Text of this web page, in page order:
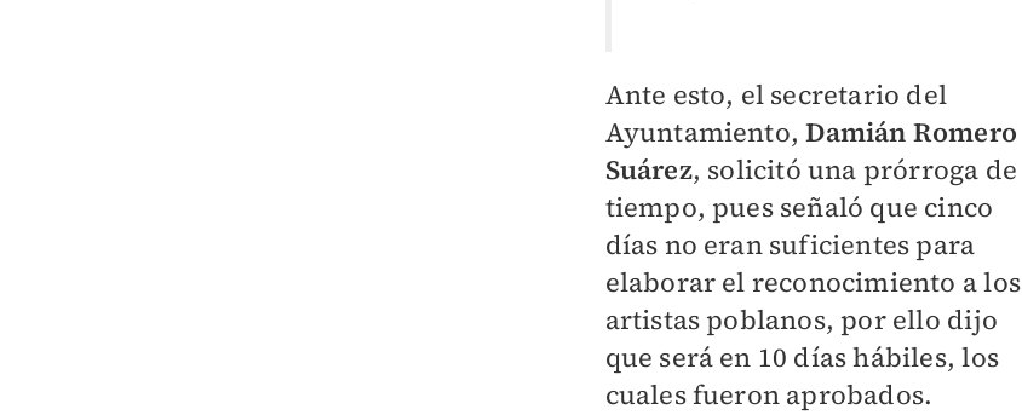
Ante esto, el secretario del
Ayuntamiento,Damián Romero
Suárez, solicitó una prórroga de
tiempo, pues señaló que cinco
días no eran suficientes para
elaborar el reconocimiento a los
artistas poblanos, por ello dijo
que será en 10 días hábiles, los
cuales fueron aprobados.